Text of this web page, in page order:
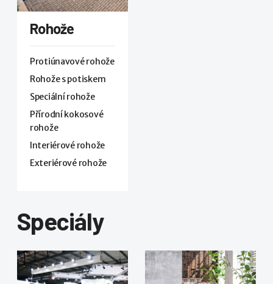
Rohože
Protiúnavové rohože
Rohože s potiskem
Speciální rohože
Přírodní kokosové
rohože
Interiérové rohože
Exteriérové rohože
Speciály